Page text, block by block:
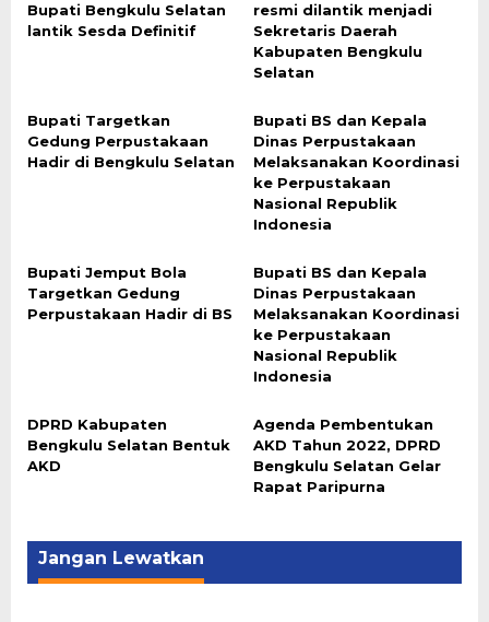
Bupati Bengkulu Selatan
lantik Sesda Definitif
resmi dilantik menjadi
Sekretaris Daerah
Kabupaten Bengkulu
Selatan
Bupati Targetkan
Gedung Perpustakaan
Hadir di Bengkulu Selatan
Bupati BS dan Kepala
Dinas Perpustakaan
Melaksanakan Koordinasi
ke Perpustakaan
Nasional Republik
Indonesia
Bupati Jemput Bola
Targetkan Gedung
Perpustakaan Hadir di BS
Bupati BS dan Kepala
Dinas Perpustakaan
Melaksanakan Koordinasi
ke Perpustakaan
Nasional Republik
Indonesia
DPRD Kabupaten
Bengkulu Selatan Bentuk
AKD
Agenda Pembentukan
AKD Tahun 2022, DPRD
Bengkulu Selatan Gelar
Rapat Paripurna
Jangan Lewatkan